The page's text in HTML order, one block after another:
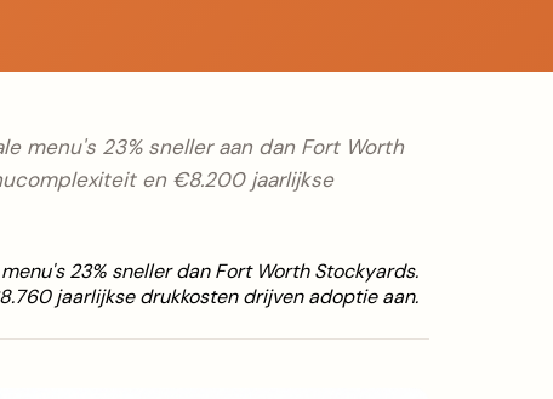
menu's 23% sneller aan dan Fort Worth
en €8.200 jaarlijkse
23% sneller dan Fort Worth Stockyards.
jaarlijkse drukkosten drijven adoptie aan.